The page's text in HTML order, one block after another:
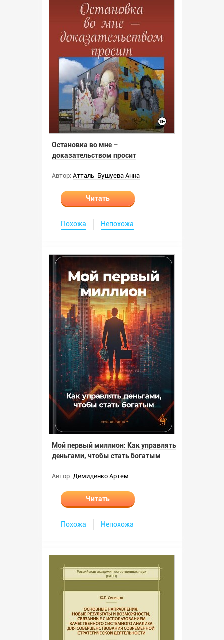
Остановка во мне –
доказательством просит
Автор: Атталь-Бушуева Анна
Читать
Похожа Непохожа
Мой первый миллион: Как управлять
деньгами, чтобы стать богатым
Автор: Демиденко Артем
Читать
Похожа Непохожа